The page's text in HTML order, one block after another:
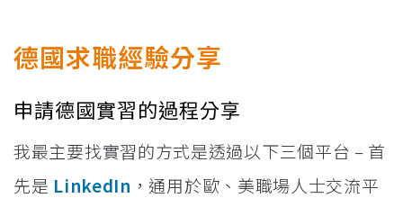
德國求職經驗分享
申請德國實習的過程分享
我最主要找實習的方式是透過以下三個平台 – 首
先是 LinkedIn ，通用於歐、美職場人士交流平